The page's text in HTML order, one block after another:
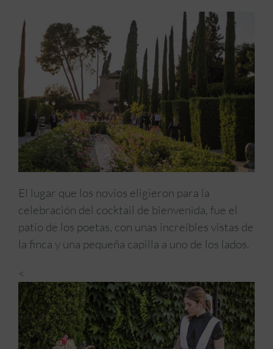
El lugar que los novios eligieron para la
celebración del cocktail de bienvenida, fue el
patio de los poetas, con unas increíbles vistas de
la finca y una pequeña capilla a uno de los lados.
<